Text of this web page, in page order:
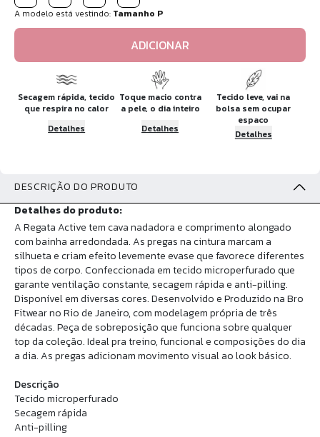
A modelo está vestindo: Tamanho P
ADICIONAR
Secagem rápida, tecido
que respira no calor
Detalhes
Toque macio contra
a pele, o dia inteiro
Detalhes
Tecido leve, vai na
bolsa sem ocupar
espaco
Detalhes
DESCRIÇÃO DO PRODUTO
Detalhes do produto:
A Regata Active tem cava nadadora e comprimento alongado
com bainha arredondada. As pregas na cintura marcam a
silhueta e criam efeito levemente evase que favorece diferentes
tipos de corpo. Confeccionada em tecido microperfurado que
garante ventilação constante, secagem rápida e anti-pilling.
Disponível em diversas cores. Desenvolvido e Produzido na Bro
Fitwear no Rio de Janeiro, com modelagem própria de três
décadas. Peça de sobreposição que funciona sobre qualquer
top da coleção. Ideal pra treino, funcional e composições do dia
a dia. As pregas adicionam movimento visual ao look básico.
Descrição
Tecido microperfurado
Secagem rápida
Anti-pilling